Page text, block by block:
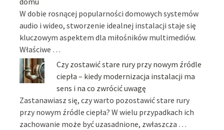
W dobie rosnącej popularności domowych systemów
audio i wideo, stworzenie idealnej instalacji staje się
kluczowym aspektem dla miłośników multimediów.
Właściwe …
Czy zostawić stare rury przy nowym źródle
ciepła – kiedy modernizacja instalacji ma
sens i na co zwrócić uwagę
Zastanawiasz się, czy warto pozostawić stare rury
przy nowym źródle ciepła? W wielu przypadkach ich
zachowanie może być uzasadnione, zwłaszcza …